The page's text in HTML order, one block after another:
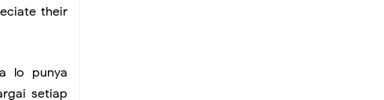
their
lo punya
setiap